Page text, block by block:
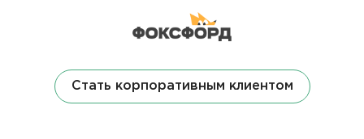
Стать корпоративным клиентом